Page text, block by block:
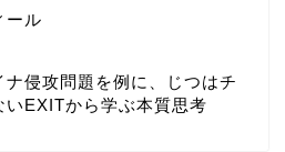
ール
ナ侵攻問題を例に、じつはチ
いEXITから学ぶ本質思考